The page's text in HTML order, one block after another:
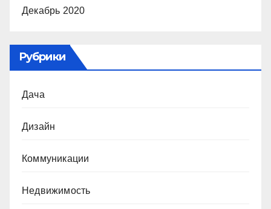
Декабрь 2020
Рубрики
Дача
Дизайн
Коммуникации
Недвижимость